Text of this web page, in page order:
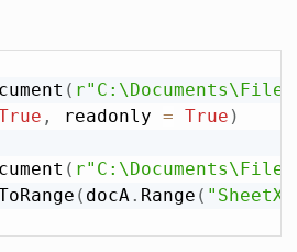
(
, readonly = True )
(
( docA . Range (